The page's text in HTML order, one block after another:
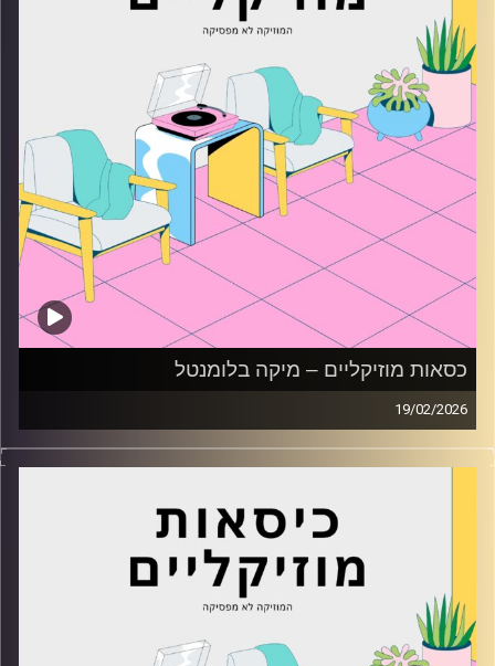
כסאות מוזיקליים – מיקה בלומנטל
19/02/2026
כסאות מוזיקליים עם מיקה בלומנטל